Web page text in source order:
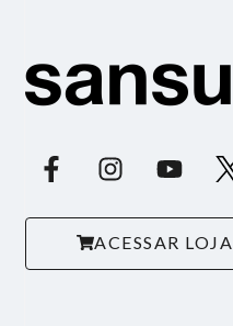
ACESSAR LOJA